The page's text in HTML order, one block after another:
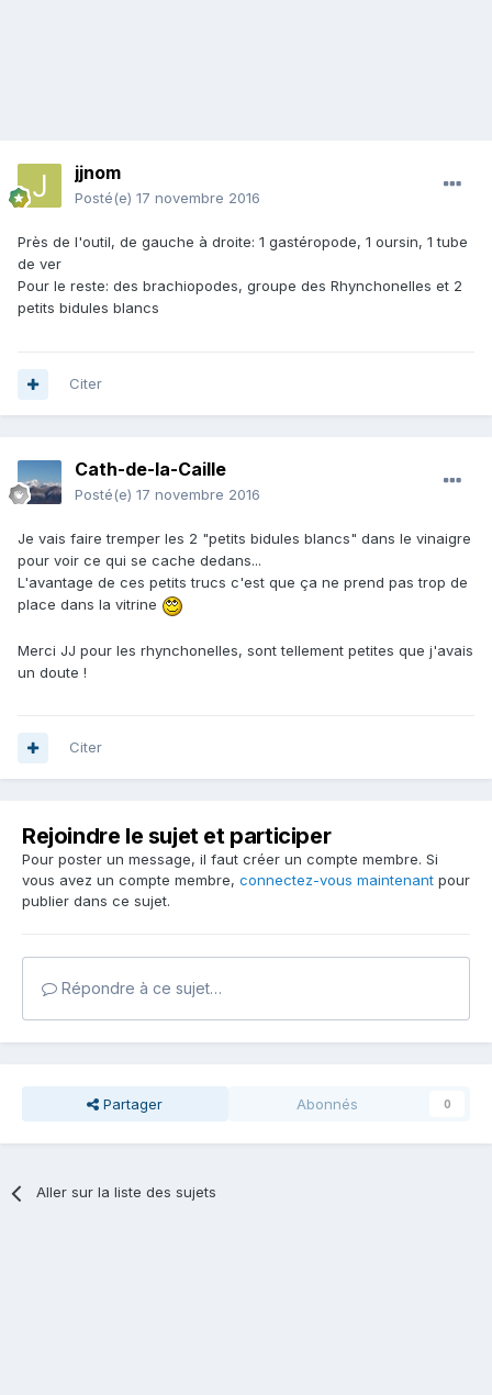
jjnom
Posté(e) 17 novembre 2016
Près de l'outil, de gauche à droite: 1 gastéropode, 1 oursin, 1 tube
de ver
Pour le reste: des brachiopodes, groupe des Rhynchonelles et 2
petits bidules blancs
Citer
Cath-de-la-Caille
Posté(e) 17 novembre 2016
Je vais faire tremper les 2 "petits bidules blancs" dans le vinaigre
pour voir ce qui se cache dedans...
L'avantage de ces petits trucs c'est que ça ne prend pas trop de
place dans la vitrine
Merci JJ pour les rhynchonelles, sont tellement petites que j'avais
un doute !
Citer
Rejoindre le sujet et participer
Pour poster un message, il faut créer un compte membre. Si
vous avez un compte membre, connectez-vous maintenant pour
publier dans ce sujet.
Répondre à ce sujet…
Partager Abonnés 0
Aller sur la liste des sujets